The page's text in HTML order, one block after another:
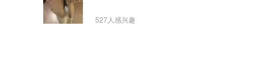
527人感兴趣